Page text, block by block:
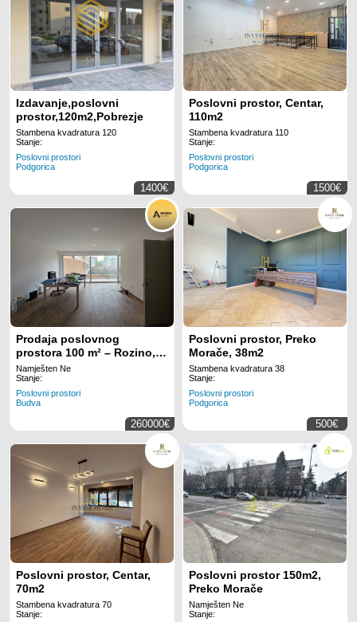
Izdavanje,poslovni
prostor,120m2,Pobrezje
Stambena kvadratura 120
Stanje:
Poslovni prostori
Podgorica
1400€
Poslovni prostor, Centar,
110m2
Stambena kvadratura 110
Stanje:
Poslovni prostori
Podgorica
1500€
Prodaja poslovnog
prostora 100 m² – Rozino,
Budva, atraktivna lokacija
Namješten Ne
Stanje:
Poslovni prostori
Budva
260000€
Poslovni prostor, Preko
Morače, 38m2
Stambena kvadratura 38
Stanje:
Poslovni prostori
Podgorica
500€
Poslovni prostor, Centar,
70m2
Stambena kvadratura 70
Stanje:
Poslovni prostor 150m2,
Preko Morače
Namješten Ne
Stanje: